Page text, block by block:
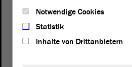
Notwendige Cookies
Statistik
Inhalte von Drittanbietern